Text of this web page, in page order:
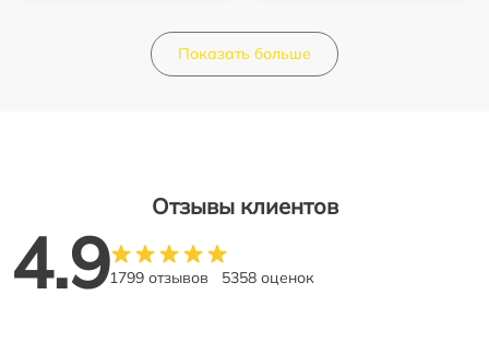
Показать больше
Отзывы клиентов
4.91799 отзывов 5358 оценок